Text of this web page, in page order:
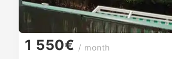
1 550€ / month